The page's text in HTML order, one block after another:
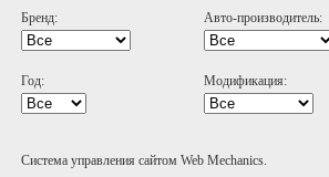
Бренд: Авто-производитель:
Год: Модификация:
Система управления сайтом Web Mechanics.